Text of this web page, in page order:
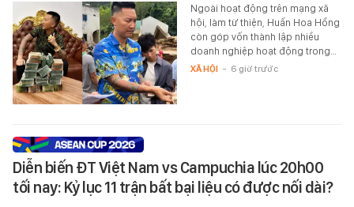
Ngoài hoạt động trên mạng xã
hội, làm từ thiện, Huấn Hoa Hồng
còn góp vốn thành lập nhiều
doanh nghiệp hoạt động trong…
XÃ HỘI - 6 giờ trước
Diễn biến ĐT Việt Nam vs Campuchia lúc 20h00
tối nay: Kỷ lục 11 trận bất bại liệu có được nối dài?